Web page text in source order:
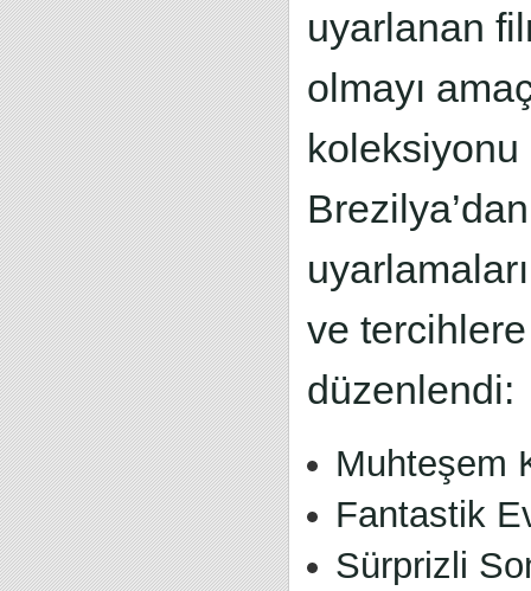
uyarlanan
olmayı
koleksiyonu
ve
düzenlendi:
Muhteşem
Fantastik
Sürprizli